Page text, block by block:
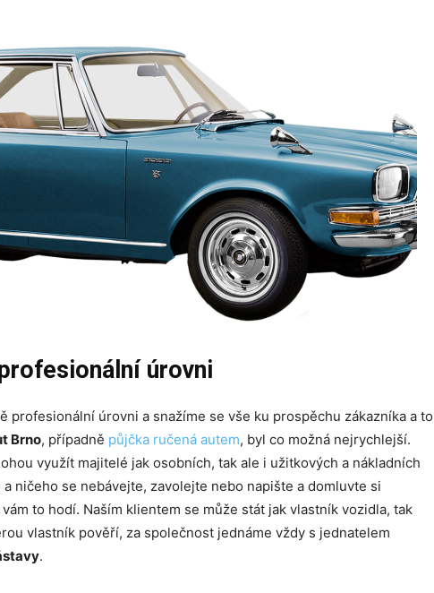
úrovni
profesionální úrovni a snažíme se vše ku prospěchu zákazníka a to
Brno, případně půjčka ručená autem, byl co možná nejrychlejší.
využít majitelé jak osobních, tak ale i užitkových a nákladních
ničeho se nebávejte, zavolejte nebo napište a domluvte si
to hodí. Naším klientem se může stát jak vlastník vozidla, tak
vlastník pověří, za společnost jednáme vždy s jednatelem
.